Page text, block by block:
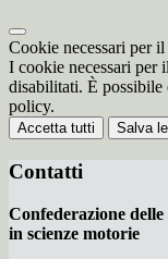
Cookie necessari per
I cookie necessari per
disabilitati. È possibile
policy.
Accetta tutti Salva
Contatti
Confederazione
in scienze motorie